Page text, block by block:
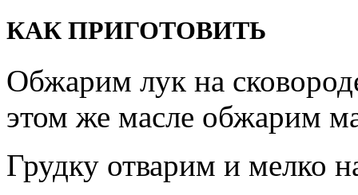
КАК ПРИГОТОВИТЬ
Обжарим лук на
этом же масле обжарим
Грудку отварим и мелко